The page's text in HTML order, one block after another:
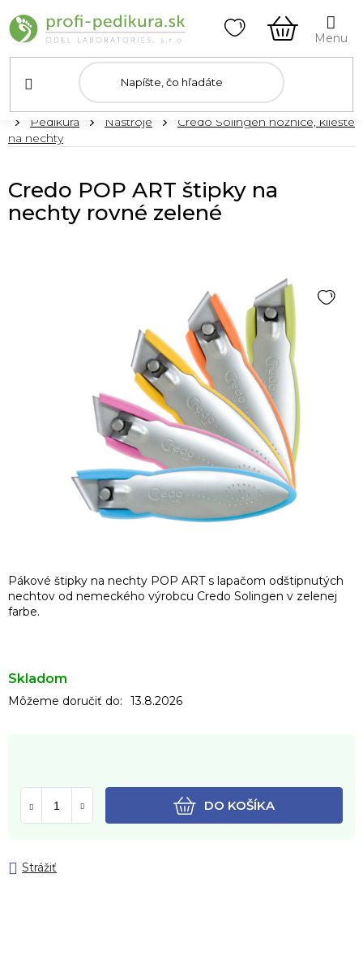
na
obsah
KOŠÍK
DomovPedikúra Nástroje
Credo Solingen nožnice, kliešte
na nechty
Pákové štipky na nechty POP ART s lapačom odštipnutých
nechtov od nemeckého výrobcu Credo Solingen v zelenej
farbe.
Skladom
Môžeme doručiť do: 13.8.2026
DO KOŠÍKA
Strážiť
Credo POP ART štipky na
nechty rovné zelené